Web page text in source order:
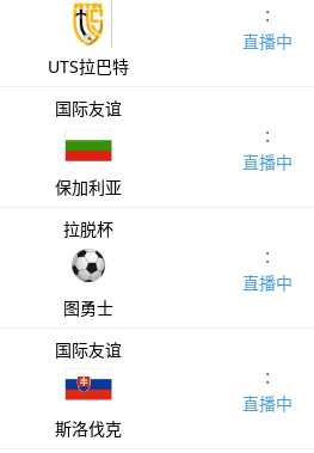
UTS拉巴特
:
直播中
国际友谊
保加利亚
:
直播中
拉脱杯
图勇士
:
直播中
国际友谊
斯洛伐克
:
直播中